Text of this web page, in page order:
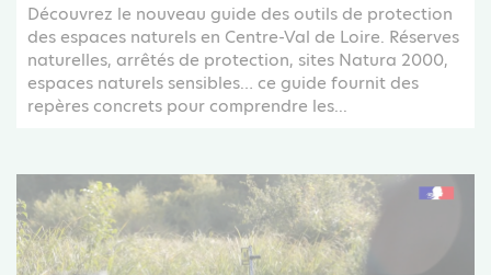
Découvrez le nouveau guide des outils de protection
des espaces naturels en Centre-Val de Loire. Réserves
naturelles, arrêtés de protection, sites Natura 2000,
espaces naturels sensibles… ce guide fournit des
repères concrets pour comprendre les...